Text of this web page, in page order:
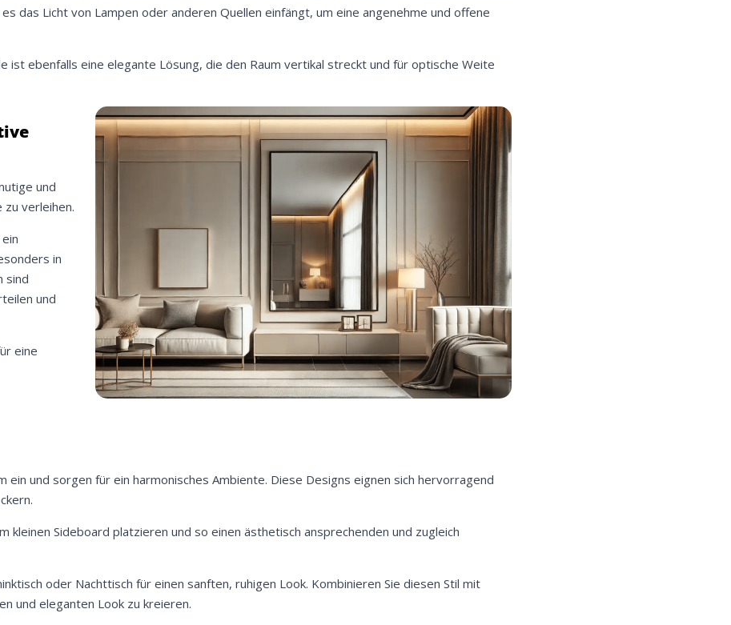
das Licht von Lampen oder anderen Quellen einfängt, um eine angenehme und offene
ist ebenfalls eine elegante Lösung, die den Raum vertikal streckt und für optische Weite
und
zu verleihen.
in
sind
und
eine
ein und sorgen für ein harmonisches Ambiente. Diese Designs eignen sich hervorragend
kleinen Sideboard platzieren und so einen ästhetisch ansprechenden und zugleich
oder Nachttisch für einen sanften, ruhigen Look. Kombinieren Sie diesen Stil mit
und eleganten Look zu kreieren.